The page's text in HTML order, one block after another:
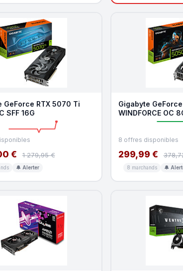
GeForce RTX 5070 Ti
SFF 16G
€ 1 279,95 €
🔔 Alerter
Gigabyte
WINDFORCE OC
8 offres disponibles
299,99 €
8 marchands 🔔